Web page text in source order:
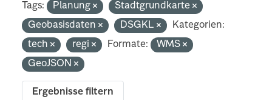
Tags: Planung
Stadtgrundkarte
Geobasisdaten
DSGKL
Kategorien:
tech
regi Formate:
WMS
GeoJSON
Ergebnisse filtern